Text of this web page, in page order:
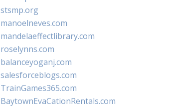
stsmp.org
manoelneves.com
mandelaeffectlibrary.com
roselynns.com
balanceyoganj.com
salesforceblogs.com
TrainGames365.com
BaytownEvaCationRentals.com